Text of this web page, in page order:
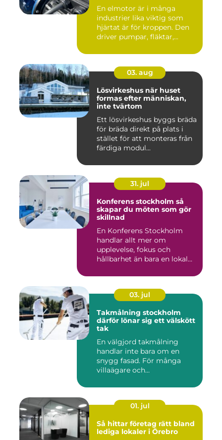
En elmotor är i många
industrier lika viktig som
hjärtat är för kroppen. Den
driver pumpar, fläktar,...
03. aug
Lösvirkeshus när huset
formas efter människan,
inte tvärtom
Ett lösvirkeshus byggs bräda
för bräda direkt på plats i
stället för att monteras från
färdiga modul...
31. jul
Konferens stockholm så
skapar du möten som gör
skillnad
En Konferens Stockholm
handlar allt mer om
upplevelse, fokus och
hållbarhet än bara en lokal
03. jul
Takmålning stockholm
därför lönar sig ett välskött
tak
En välgjord takmålning
handlar inte bara om en
snygg fasad. För många
villaägare och
01. jul
Så hittar företag rätt bland
lediga lokaler i Örebro